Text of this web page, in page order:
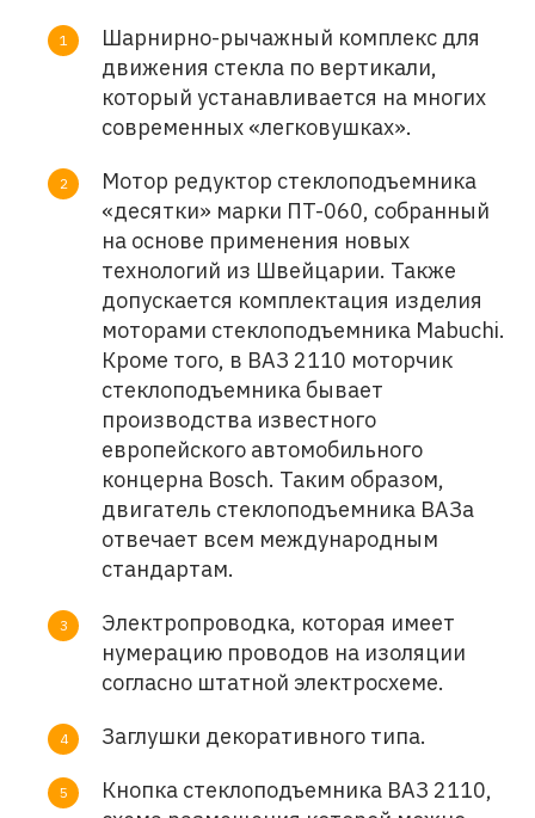
Шарнирно-рычажный комплекс для
движения стекла по вертикали,
который устанавливается на многих
современных «легковушках».
Мотор редуктор стеклоподъемника
«десятки» марки ПT-060, собранный
на основе применения новых
технологий из Швейцарии. Также
допускается комплектация изделия
моторами стеклоподъемника Mabuchi.
Кроме того, в ВАЗ 2110 моторчик
стеклоподъемника бывает
производства известного
европейского автомобильного
концерна Bosch. Таким образом,
двигатель стеклоподъемника ВАЗа
отвечает всем международным
стандартам.
Электропроводка, которая имеет
нумерацию проводов на изоляции
согласно штатной электросхеме.
Заглушки декоративного типа.
Кнопка стеклоподъемника ВАЗ 2110,